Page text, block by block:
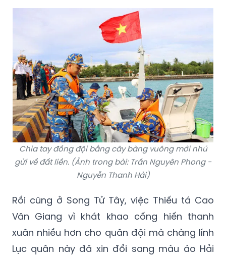
Chia tay đồng đội bằng cây bàng vuông mới nhú
gửi về đất liền. (Ảnh trong bài: Trần Nguyên Phong -
Nguyễn Thanh Hải)
Rồi cũng ở Song Tử Tây, việc Thiếu tá Cao
Văn Giang vì khát khao cống hiến thanh
xuân nhiều hơn cho quân đội mà chàng lính
Lục quân này đã xin đổi sang màu áo Hải